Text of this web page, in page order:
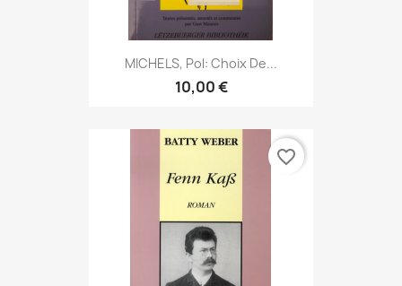
MICHELS, Pol: Choix De...
10,00 €
favorite_border